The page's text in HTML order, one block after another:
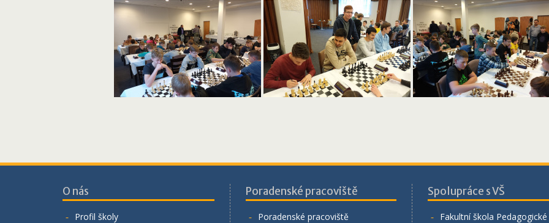
O nás
Profil školy
Poradenské pracoviště
Poradenské pracoviště
Spolupráce s VŠ
Fakultní škola